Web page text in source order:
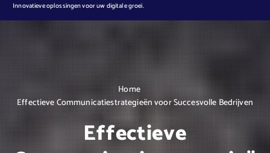
n
Innovatieve oplossingen voor uw digitale groei.
Home
Effectieve Communicatiestrategieën voor Succesvolle Bedrijven
Effectieve